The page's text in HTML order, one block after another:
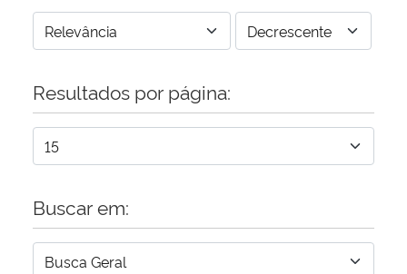
Resultados por página:
Buscar em: